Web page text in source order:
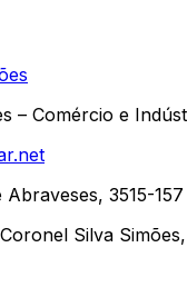
– Comércio e
Abraveses, 3515-157
Silva